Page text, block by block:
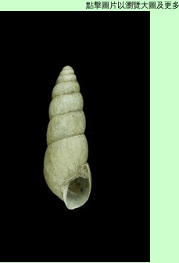
點擊圖片以瀏覽大圖及更